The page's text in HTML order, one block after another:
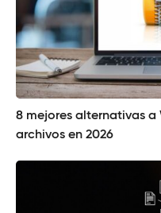
8 mejores alternativas
archivos en 2026